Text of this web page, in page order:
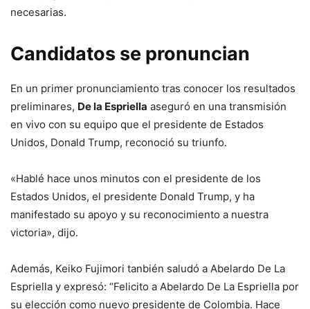
necesarias.
Candidatos se pronuncian
En un primer pronunciamiento tras conocer los resultados
preliminares, De la Espriella aseguró en una transmisión
en vivo con su equipo que el presidente de Estados
Unidos, Donald Trump, reconoció su triunfo.
«Hablé hace unos minutos con el presidente de los
Estados Unidos, el presidente Donald Trump, y ha
manifestado su apoyo y su reconocimiento a nuestra
victoria», dijo.
Además, Keiko Fujimori tanbién saludó a Abelardo De La
Espriella y expresó: “Felicito a Abelardo De La Espriella por
su elección como nuevo presidente de Colombia. Hace